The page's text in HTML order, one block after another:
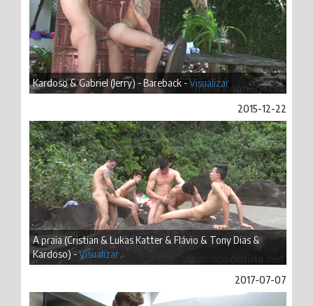
Kardoso & Gabriel (Jerry) - Bareback -Visualizar
2015-12-22
A praia (Cristian & Lukas Katter & Flávio & Tony Dias &
Kardoso) -Visualizar
2017-07-07